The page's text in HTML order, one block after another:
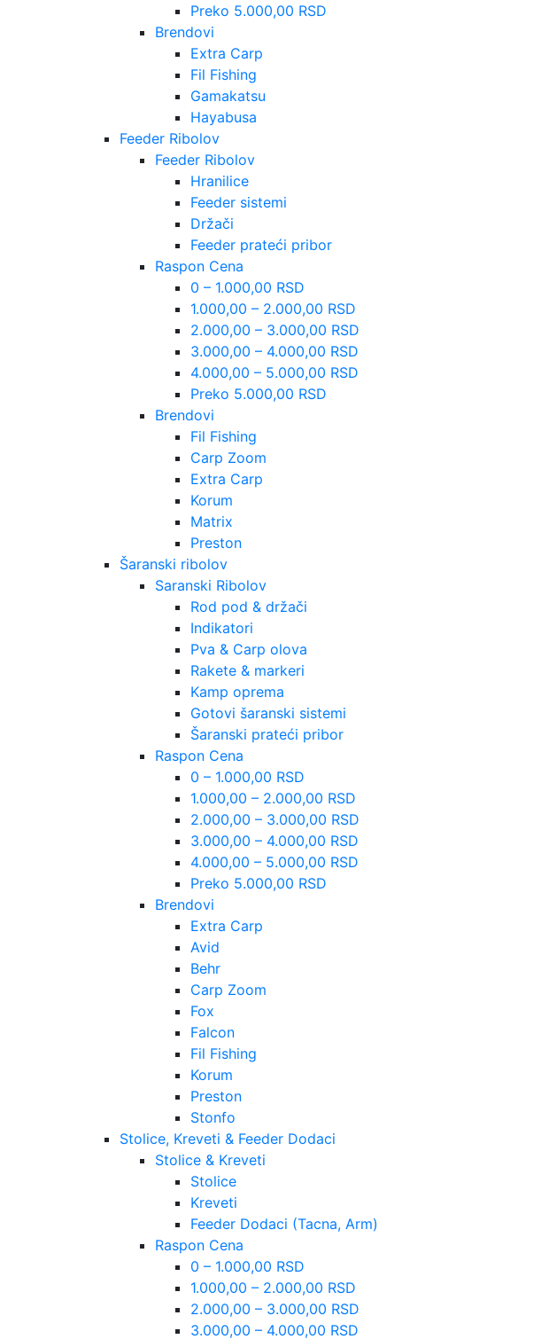
Preko 5.000,00 RSD
Brendovi
Extra Carp
Fil Fishing
Gamakatsu
Hayabusa
Feeder Ribolov
Feeder Ribolov
Hranilice
Feeder sistemi
Držači
Feeder prateći pribor
Raspon Cena
0 – 1.000,00 RSD
1.000,00 – 2.000,00 RSD
2.000,00 – 3.000,00 RSD
3.000,00 – 4.000,00 RSD
4.000,00 – 5.000,00 RSD
Preko 5.000,00 RSD
Brendovi
Fil Fishing
Carp Zoom
Extra Carp
Korum
Matrix
Preston
Šaranski ribolov
Saranski Ribolov
Rod pod & držači
Indikatori
Pva & Carp olova
Rakete & markeri
Kamp oprema
Gotovi šaranski sistemi
Šaranski prateći pribor
Raspon Cena
0 – 1.000,00 RSD
1.000,00 – 2.000,00 RSD
2.000,00 – 3.000,00 RSD
3.000,00 – 4.000,00 RSD
4.000,00 – 5.000,00 RSD
Preko 5.000,00 RSD
Brendovi
Extra Carp
Avid
Behr
Carp Zoom
Fox
Falcon
Fil Fishing
Korum
Preston
Stonfo
Stolice, Kreveti & Feeder Dodaci
Stolice & Kreveti
Stolice
Kreveti
Feeder Dodaci (Tacna, Arm)
Raspon Cena
0 – 1.000,00 RSD
1.000,00 – 2.000,00 RSD
2.000,00 – 3.000,00 RSD
3.000,00 – 4.000,00 RSD